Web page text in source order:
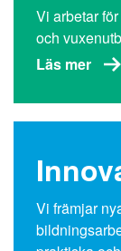
Vi arbetar
och
Läs mer
Vi främjar